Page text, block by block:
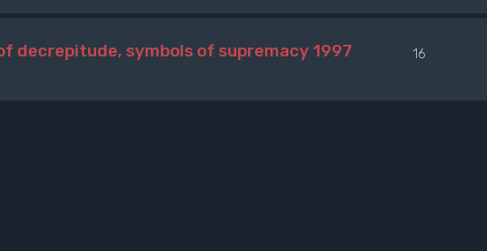
of decrepitude, symbols of supremacy 1997 16